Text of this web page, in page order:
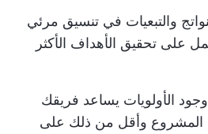
والتبعيات في تنسيق مرئي
على تحقيق الأهداف الأكثر
الأولويات يساعد فريقك
المشروع وأقل من ذلك على